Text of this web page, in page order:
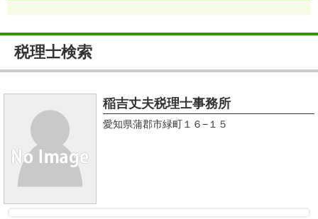
税理士検索
稲吉丈夫税理士事務所
愛知県蒲郡市緑町１６−１５